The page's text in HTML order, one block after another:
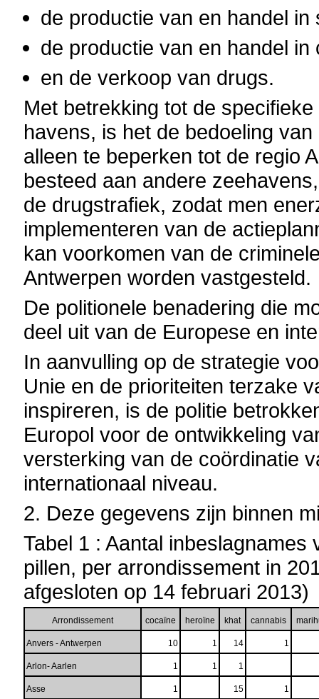
de productie van en handel
de productie van en handel in
en de verkoop van drugs.
Met betrekking tot de
havens, is het de bedoeling
alleen te beperken tot de regio
besteed aan andere
de drugstrafiek, zodat men
implementeren van de
kan voorkomen van de
Antwerpen worden vastgesteld.
De politionele benadering die
deel uit van de Europese en
In aanvulling op de strategie
Unie en de prioriteiten terzake
inspireren, is de politie
Europol voor de ontwikkeling
versterking van de coördinatie
internationaal niveau.
2. Deze gegevens zijn binnen
Tabel 1 : Aantal
pillen, per arrondissement in
afgesloten op 14 februari 2013)
Arrondissement cocaïne heroïne khat cannabis
Anvers - Antwerpen 10 1 14 1
Arlon- Aarlen 1 1 1
Asse 1 15 1